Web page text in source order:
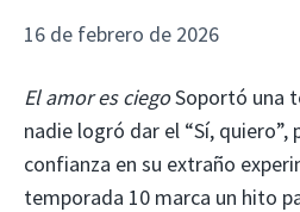
16 de febrero de 2026
El amor es ciegoSoportó una
nadie logró dar el “Sí,
confianza en su extraño
temporada 10 marca un hito